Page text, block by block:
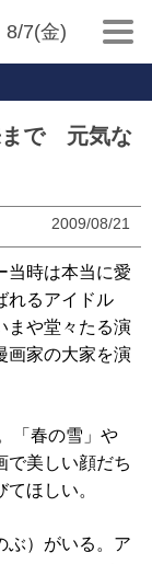
8/7(金)
まで 元気な
2009/08/21
当時は本当に愛
れるアイドル
まや堂々たる演
画家の大家を演
「春の雪」や
で美しい顔だち
ほしい。
ぶ）がいる。ア